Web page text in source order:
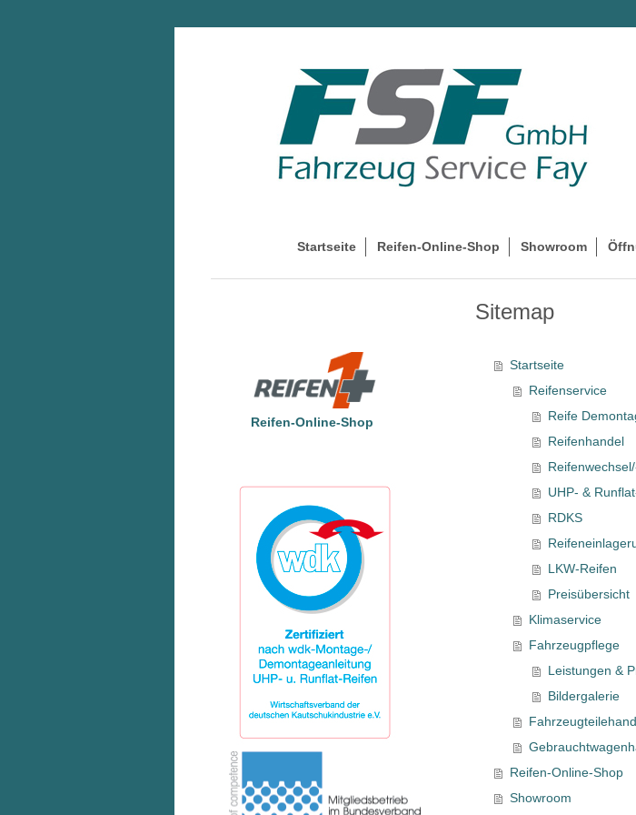
Startseite Reifen-Online-Shop Showroom
Sitemap
Startseite
Reifenservice
Reife
Reifenhandel
UHP- &
RDKS
LKW-Reifen
Preisübersicht
Klimaservice
Fahrzeugpflege
Leistungen &
Bildergalerie
Reifen-Online-Shop
Showroom
Reifen-Online-Shop